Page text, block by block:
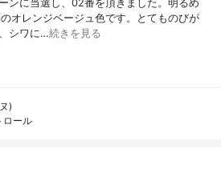
ンに当選し、02番を頂きました。明るめ
オレンジベージュ色です。とてものびが
シワに…続きを見る
)
ロール